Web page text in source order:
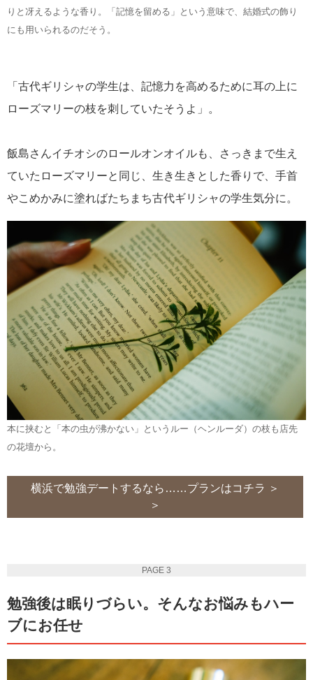
りと冴えるような香り。「記憶を留める」という意味で、結婚式の飾り
にも用いられるのだそう。
「古代ギリシャの学生は、記憶力を高めるために耳の上に
ローズマリーの枝を刺していたそうよ」。
飯島さんイチオシのロールオンオイルも、さっきまで生え
ていたローズマリーと同じ、生き生きとした香りで、手首
やこめかみに塗ればたちまち古代ギリシャの学生気分に。
本に挟むと「本の虫が沸かない」というルー（ヘンルーダ）の枝も店先
の花壇から。
横浜で勉強デートするなら……プランはコチラ ＞
＞
PAGE 3
勉強後は眠りづらい。そんなお悩みもハー
ブにお任せ